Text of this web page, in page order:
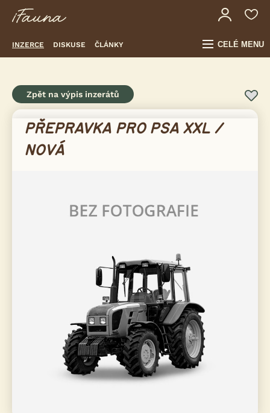
INZERCE DISKUSE ČLÁNKY CELÉ MENU
Zpět na výpis inzerátů
PŘEPRAVKA PRO PSA XXL /
NOVÁ